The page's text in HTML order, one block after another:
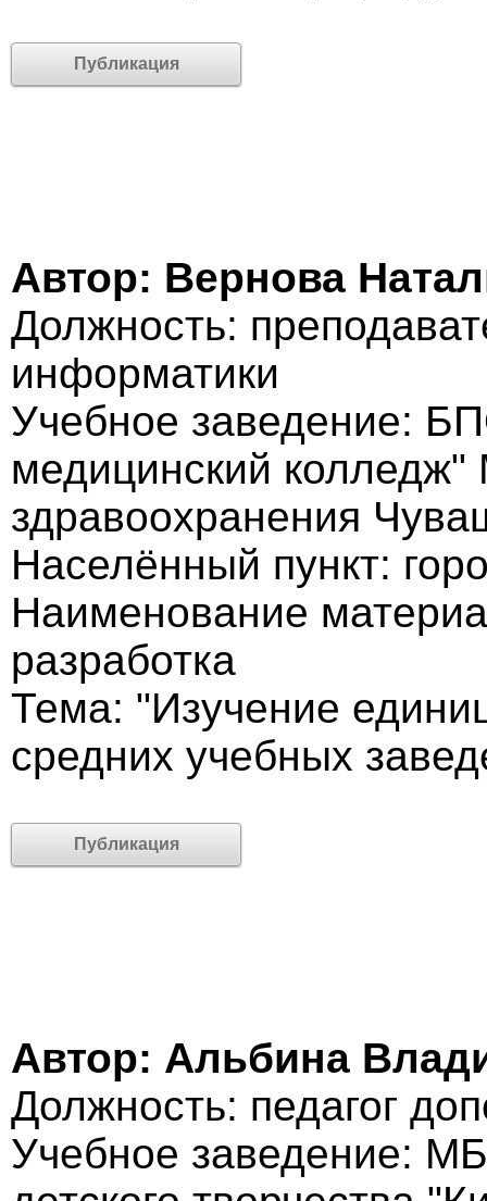
Публикация
Автор: Вернова
Должность:
информатики
Учебное заведение:
медицинский колледж"
здравоохранения
Населённый пункт:
Наименование
разработка
Тема: "Изучение
средних учебных
Публикация
Автор: Альбина
Должность: педагог
Учебное заведение: